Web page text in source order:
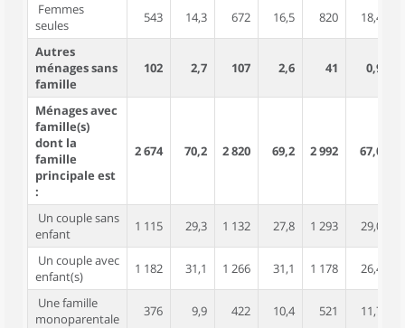
Femmes
seules
543 14,3 672 16,5 820 18,4
Autres
ménages sans
famille
102 2,7 107 2,6 41 0,9
Ménages avec
famille(s)
dont la
famille
principale est
:
2 674 70,2 2 820 69,2 2 992 67,0
Un couple sans
enfant
1 115 29,3 1 132 27,8 1 293 29,0
Un couple avec
enfant(s)
1 182 31,1 1 266 31,1 1 178 26,4
Une famille
monoparentale
376 9,9 422 10,4 521 11,7